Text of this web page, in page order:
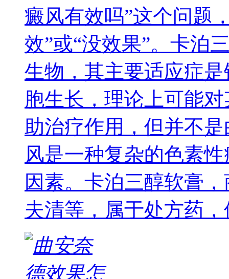
癜风有效吗”这个问题
效”或“没效果”。卡泊
生物，其主要适应症
胞生长，理论上可能
助治疗作用，但并不
风是一种复杂的色素
因素。卡泊三醇软膏
夫清等，属于处方药，